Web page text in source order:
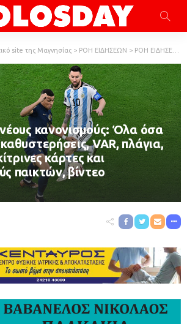
site της Μαγνησίας > ΡΟΗ ΕΙΔΗΣΕΩΝ > ΡΟΗ ΕΙΔΗΣΕΩΝ
κανονισμούς: Όλα όσα
VAR, πλάγια,
κάρτες και
παικτών, βίντεο